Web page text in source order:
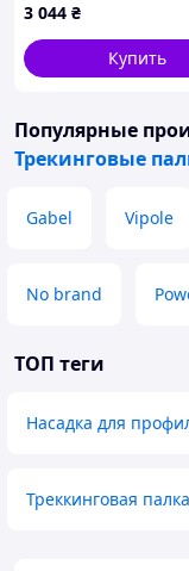
3 044 ₴
Купить
Популярные
Трекинговые
Gabel Vipole
No brand
ТОП теги
Насадка для
Треккинговая